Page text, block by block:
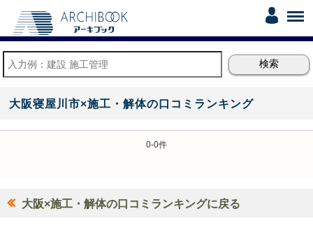
大阪寝屋川市×施工・解体の口コミランキング
0-0件
大阪×施工・解体の口コミランキングに戻る